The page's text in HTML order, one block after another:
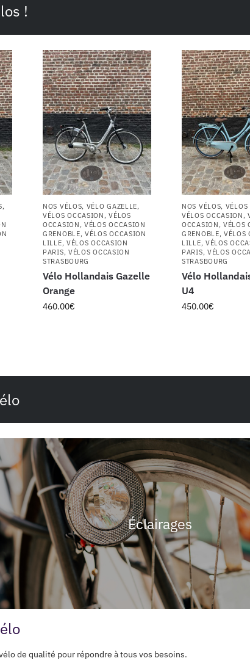
!
,
NOS VÉLOS, VÉLO GAZELLE,
VÉLOS OCCASION ,VÉLOS
OCCASION ,VÉLOS OCCASION
GRENOBLE,VÉLOS OCCASION
LILLE, VÉLOS OCCASION
PARIS, VÉLOS OCCASION
STRASBOURG
Vélo Hollandais Gazelle
Orange
460.00€
NOS VÉLOS,
VÉLOS OCCASION ,
OCCASION ,VÉLOS
GRENOBLE,VÉLOS
LILLE, VÉLOS
PARIS, VÉLOS
STRASBOURG
Vélo
U4
450.00€
Éclairages
de qualité pour répondre à tous vos besoins.